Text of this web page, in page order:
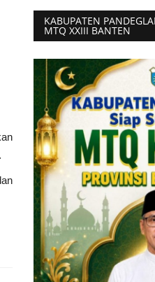
KABUPATEN
MTQ XXIII BANTEN